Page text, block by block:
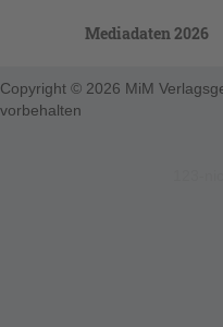
Mediadaten 2026
Copyright © 2026 MiM
vorbehalten